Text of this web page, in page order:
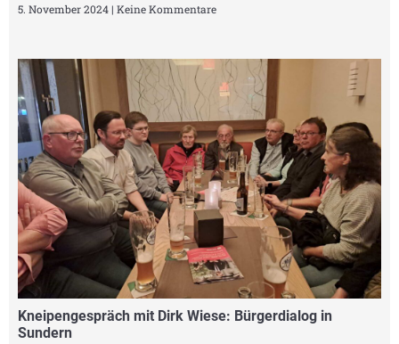
5. November 2024 Keine Kommentare
Kneipengespräch mit Dirk Wiese: Bürgerdialog in
Sundern